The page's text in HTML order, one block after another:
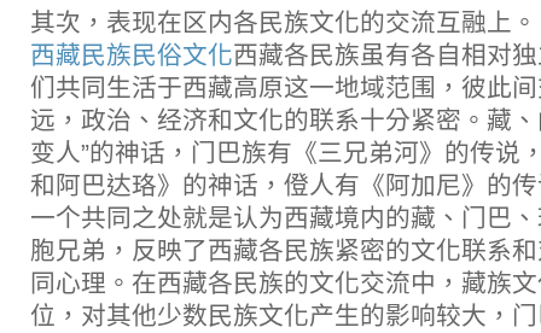
其次，表现在区内各民族文化的交流互融上。
西藏民族民俗文化西藏各民族虽有各自相对
们共同生活于西藏高原这一地域范围，彼此
远，政治、经济和文化的联系十分紧密。藏
变人”的神话，门巴族有《三兄弟河》的传说
和阿巴达珞》的神话，僜人有《阿加尼》的
一个共同之处就是认为西藏境内的藏、门巴
胞兄弟，反映了西藏各民族紧密的文化联系
同心理。在西藏各民族的文化交流中，藏族
位，对其他少数民族文化产生的影响较大，